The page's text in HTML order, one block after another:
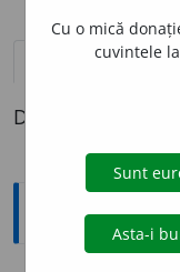
definiții (1)
Definiția cu ID-ul
Cu o mică
cuvintele